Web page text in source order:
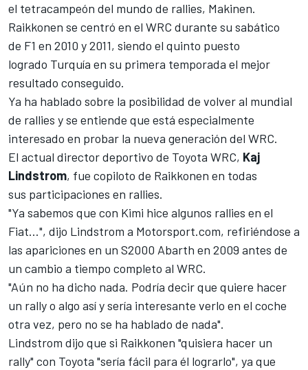
el tetracampeón del mundo de rallies, Makinen.
Raikkonen se centró en el WRC durante su sabático
de F1 en 2010 y 2011, siendo el quinto puesto
logrado Turquía en su primera temporada el mejor
resultado conseguido.
Ya ha hablado sobre la posibilidad de volver al mundial
de rallies y se entiende que está especialmente
interesado en probar la nueva generación del WRC.
El actual director deportivo de Toyota WRC, Kaj
Lindstrom, fue copiloto de Raikkonen en todas
sus participaciones en rallies.
"Ya sabemos que con Kimi hice algunos rallies en el
Fiat...", dijo Lindstrom a Motorsport.com, refiriéndose a
las apariciones en un S2000 Abarth en 2009 antes de
un cambio a tiempo completo al WRC.
"Aún no ha dicho nada. Podría decir que quiere hacer
un rally o algo así y sería interesante verlo en el coche
otra vez, pero no se ha hablado de nada".
Lindstrom dijo que si Raikkonen "quisiera hacer un
rally" con Toyota "sería fácil para él lograrlo", ya que